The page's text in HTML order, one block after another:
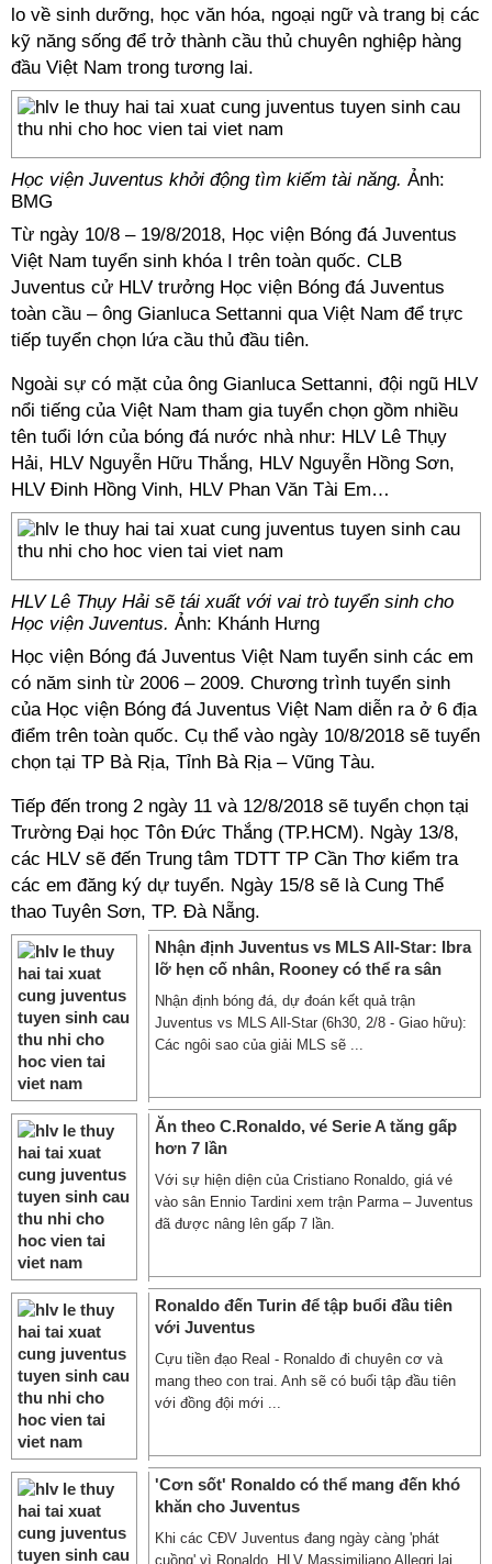
lo về sinh dưỡng, học văn hóa, ngoại ngữ và trang bị các
kỹ năng sống để trở thành cầu thủ chuyên nghiệp hàng
đầu Việt Nam trong tương lai.
Học viện Juventus khởi động tìm kiếm tài năng. Ảnh:
BMG
Từ ngày 10/8 – 19/8/2018, Học viện Bóng đá Juventus
Việt Nam tuyển sinh khóa I trên toàn quốc. CLB
Juventus cử HLV trưởng Học viện Bóng đá Juventus
toàn cầu – ông Gianluca Settanni qua Việt Nam để trực
tiếp tuyển chọn lứa cầu thủ đầu tiên.
Ngoài sự có mặt của ông Gianluca Settanni, đội ngũ HLV
nổi tiếng của Việt Nam tham gia tuyển chọn gồm nhiều
tên tuổi lớn của bóng đá nước nhà như: HLV Lê Thụy
Hải, HLV Nguyễn Hữu Thắng, HLV Nguyễn Hồng Sơn,
HLV Đinh Hồng Vinh, HLV Phan Văn Tài Em…
HLV Lê Thụy Hải sẽ tái xuất với vai trò tuyển sinh cho
Học viện Juventus. Ảnh: Khánh Hưng
Học viện Bóng đá Juventus Việt Nam tuyển sinh các em
có năm sinh từ 2006 – 2009. Chương trình tuyển sinh
của Học viện Bóng đá Juventus Việt Nam diễn ra ở 6 địa
điểm trên toàn quốc. Cụ thể vào ngày 10/8/2018 sẽ tuyển
chọn tại TP Bà Rịa, Tỉnh Bà Rịa – Vũng Tàu.
Tiếp đến trong 2 ngày 11 và 12/8/2018 sẽ tuyển chọn tại
Trường Đại học Tôn Đức Thắng (TP.HCM). Ngày 13/8,
các HLV sẽ đến Trung tâm TDTT TP Cần Thơ kiểm tra
các em đăng ký dự tuyển. Ngày 15/8 sẽ là Cung Thể
thao Tuyên Sơn, TP. Đà Nẵng.
Nhận định Juventus vs MLS All-Star: Ibra
lỡ hẹn cố nhân, Rooney có thể ra sân
Nhận định bóng đá, dự đoán kết quả trận
Juventus vs MLS All-Star (6h30, 2/8 - Giao hữu):
Các ngôi sao của giải MLS sẽ ...
Ăn theo C.Ronaldo, vé Serie A tăng gấp
hơn 7 lần
Với sự hiện diện của Cristiano Ronaldo, giá vé
vào sân Ennio Tardini xem trận Parma – Juventus
đã được nâng lên gấp 7 lần.
Ronaldo đến Turin để tập buổi đầu tiên
với Juventus
Cựu tiền đạo Real - Ronaldo đi chuyên cơ và
mang theo con trai. Anh sẽ có buổi tập đầu tiên
với đồng đội mới ...
'Cơn sốt' Ronaldo có thể mang đến khó
khăn cho Juventus
Khi các CĐV Juventus đang ngày càng 'phát
cuồng' vì Ronaldo, HLV Massimiliano Allegri lại